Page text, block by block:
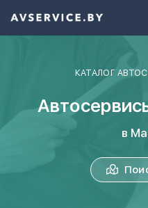
КАТАЛОГ
в